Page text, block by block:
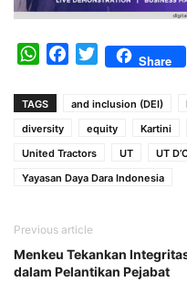
WhatsAppFacebook
TwitterShare
TAGS and inclusion (DEI)
diversity
equity Kartini
United Tractors
UT UT
Yayasan Daya Dara Indonesia
Previous article
Menkeu Tekankan
dalam Pelantikan Pejabat